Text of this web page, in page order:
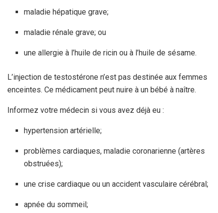
maladie hépatique grave;
maladie rénale grave; ou
une allergie à l’huile de ricin ou à l’huile de sésame.
L’injection de testostérone n’est pas destinée aux femmes
enceintes. Ce médicament peut nuire à un bébé à naître.
Informez votre médecin si vous avez déjà eu :
hypertension artérielle;
problèmes cardiaques, maladie coronarienne (artères
obstruées);
une crise cardiaque ou un accident vasculaire cérébral;
apnée du sommeil;